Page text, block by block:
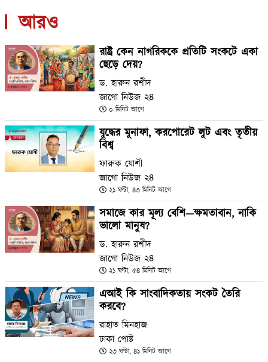
আরও
রাষ্ট্র কেন নাগরিককে প্রতিটি সংকটে একা
ছেড়ে দেয়?
ড. হারুন রশীদ
জাগো নিউজ ২৪
০ মিনিট আগে
যুদ্ধের মুনাফা, করপোরেট লুট এবং তৃতীয়
বিশ্ব
ফারুক যোশী
জাগো নিউজ ২৪
২১ ঘণ্টা, ৪৩ মিনিট আগে
সমাজে কার মূল্য বেশি—ক্ষমতাবান, নাকি
ভালো মানুষ?
ড. হারুন রশীদ
জাগো নিউজ ২৪
২১ ঘণ্টা, ৫৪ মিনিট আগে
এআই কি সাংবাদিকতায় সংকট তৈরি
করবে?
রাহাত মিনহাজ
ঢাকা পোষ্ট
২৩ ঘণ্টা, ৪১ মিনিট আগে